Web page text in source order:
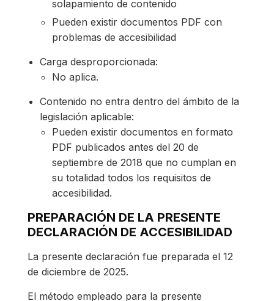
solapamiento de contenido
Pueden existir documentos PDF con
problemas de accesibilidad
Carga desproporcionada:
No aplica.
Contenido no entra dentro del ámbito de la
legislación aplicable:
Pueden existir documentos en formato
PDF publicados antes del 20 de
septiembre de 2018 que no cumplan en
su totalidad todos los requisitos de
accesibilidad.
PREPARACIÓN DE LA PRESENTE
DECLARACIÓN DE ACCESIBILIDAD
La presente declaración fue preparada el 12
de diciembre de 2025.
El método empleado para la presente